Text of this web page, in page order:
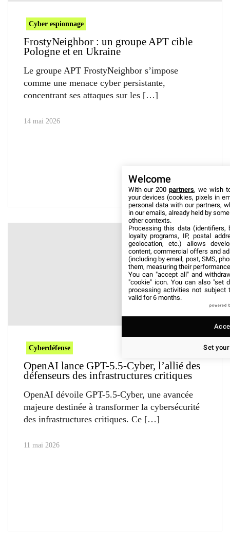
Cyber espionnage
FrostyNeighbor : un groupe APT cible
Pologne et en Ukraine
Le groupe APT FrostyNeighbor s’impose
comme une menace cyber persistante,
concentrant ses attaques sur les
14 mai 2026
Cyberdéfense
OpenAI lance GPT-5.5-Cyber, l’allié des
défenseurs des infrastructures critiques
OpenAI dévoile GPT-5.5-Cyber, une avancée
majeure destinée à transformer la cybersécurité
des infrastructures critiques. Ce
11 mai 2026
Welcome
With our 200partners, we wish
your devices (cookies, pixels in
personal data with our partners,
in our emails, already held by
other contexts.
Processing this data (identifiers,
loyalty programs, IP, postal
geolocation, etc.) allows
content, commercial offers and
(including by email, post, SMS,
them, measuring their
You can "accept all" and
"cookie" icon. You can also "set
processing activities not subject
valid for 6 months.
powered
Set